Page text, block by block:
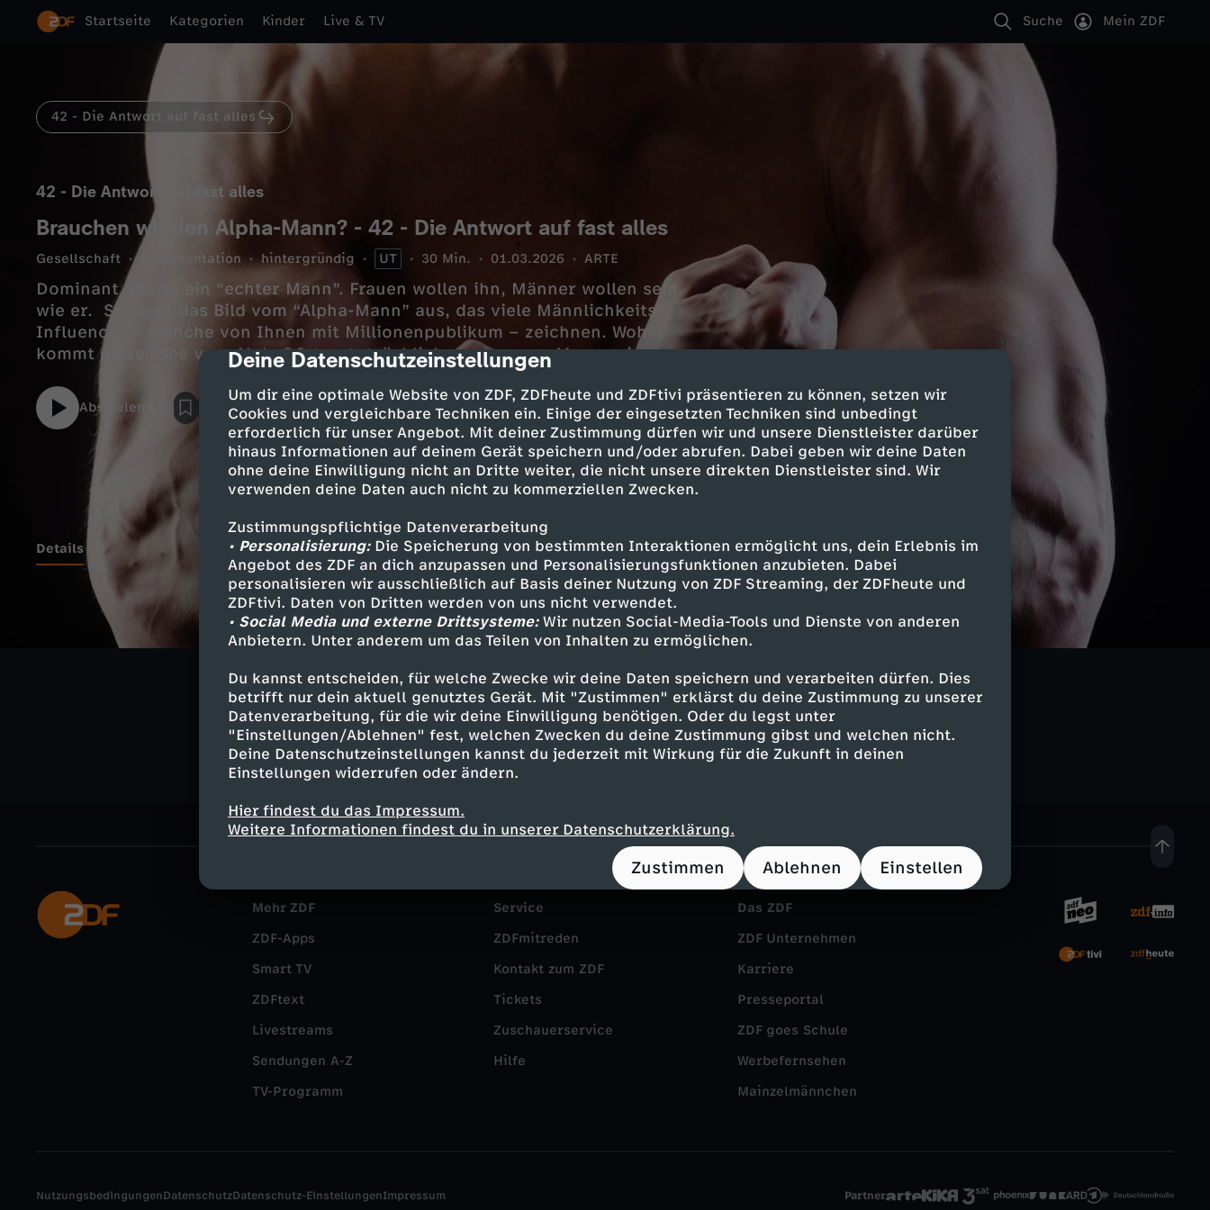
cmp-dialog-description
Deine Datenschutzeinstellungen
Um dir eine optimale Website von ZDF, ZDFheute und ZDFtivi präsentieren zu können, setzen wir
Cookies und vergleichbare Techniken ein. Einige der eingesetzten Techniken sind unbedingt
erforderlich für unser Angebot. Mit deiner Zustimmung dürfen wir und unsere Dienstleister darüber
hinaus Informationen auf deinem Gerät speichern und/oder abrufen. Dabei geben wir deine Daten
ohne deine Einwilligung nicht an Dritte weiter, die nicht unsere direkten Dienstleister sind. Wir
verwenden deine Daten auch nicht zu kommerziellen Zwecken.
Zustimmungspflichtige Datenverarbeitung
• Personalisierung:Die Speicherung von bestimmten Interaktionen ermöglicht uns, dein Erlebnis im
Angebot des ZDF an dich anzupassen und Personalisierungsfunktionen anzubieten. Dabei
personalisieren wir ausschließlich auf Basis deiner Nutzung von ZDF Streaming, der ZDFheute und
ZDFtivi. Daten von Dritten werden von uns nicht verwendet.
• Social Media und externe Drittsysteme:Wir nutzen Social-Media-Tools und Dienste von anderen
Anbietern. Unter anderem um das Teilen von Inhalten zu ermöglichen.
Du kannst entscheiden, für welche Zwecke wir deine Daten speichern und verarbeiten dürfen. Dies
betrifft nur dein aktuell genutztes Gerät. Mit "Zustimmen" erklärst du deine Zustimmung zu unserer
Datenverarbeitung, für die wir deine Einwilligung benötigen. Oder du legst unter
"Einstellungen/Ablehnen" fest, welchen Zwecken du deine Zustimmung gibst und welchen nicht.
Deine Datenschutzeinstellungen kannst du jederzeit mit Wirkung für die Zukunft in deinen
Einstellungen widerrufen oder ändern.
Hier findest du das Impressum.
Weitere Informationen findest du in unserer Datenschutzerklärung.
Zustimmen Ablehnen Einstellen
Startseite Kategorien Kinder Live & TV Suche Mein ZDF
42 - Die Antwort auf fast alles
42 - Die Antwort auf fast alles
Brauchen wir den Alpha-Mann? - 42 - Die Antwort auf fast alles
Gesellschaft Dokumentation hintergründig UT 30 Min. 01.03.2026 ARTE
Dominant, stark, ein “echter Mann”. Frauen wollen ihn, Männer wollen sein
wie er. So sieht das Bild vom “Alpha-Mann” aus, das viele Männlichkeits-
Influencer – manche von Ihnen mit Millionenpublikum – zeichnen. Woher
kommt diese Idee vom Alpha? Ist er tatsächlich der bessere Mann, wie ihn
die Natur sich erdacht hat? Oder ist das alles Unsinn?
Abspielen
Details
Ähnliche Inhalte entdecken
Gesellschaft Dokumentation hintergründig
Untertitel
42 - Die Antwort auf fast alles
Mehr ZDF
ZDF-Apps
Smart TV
ZDFtext
Livestreams
Sendungen A-Z
TV-Programm
Service
ZDFmitreden
Kontakt zum ZDF
Tickets
Zuschauerservice
Hilfe
Das ZDF
ZDF Unternehmen
Karriere
Presseportal
ZDF goes Schule
Werbefernsehen
Mainzelmännchen
Partner
NutzungsbedingungenDatenschutzDatenschutz-EinstellungenImpressum